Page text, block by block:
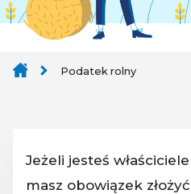
Podatek rolny
Jeżeli jesteś
masz obowiązek